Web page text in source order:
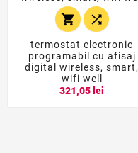
 
termostat electronic
programabil cu afisaj
digital wireless, smart,
wifi well
321,05 lei